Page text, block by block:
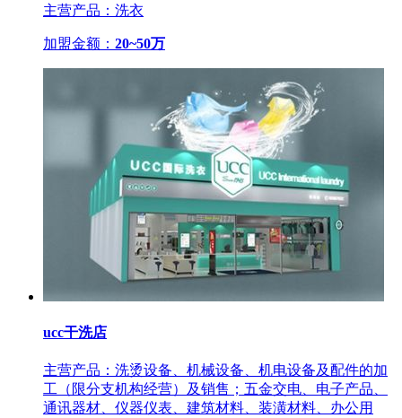
主营产品：洗衣
加盟金额： 20~50万
ucc干洗店
主营产品：洗烫设备、机械设备、机电设备及配件的加
工（限分支机构经营）及销售；五金交电、电子产品、
通讯器材、仪器仪表、建筑材料、装潢材料、办公用